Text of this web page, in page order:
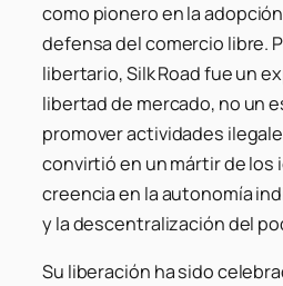
como pionero en la
defensa del comercio libre.
libertario, Silk Road fue un
libertad de mercado, no un
promover actividades
convirtió en un mártir de los
creencia en la autonomía
y la descentralización del
Su liberación ha sido